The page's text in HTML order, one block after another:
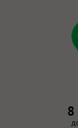
8